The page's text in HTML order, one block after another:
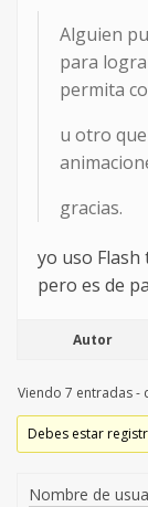
Alguien
para
permita
u otro
gracias.
yo uso Flash
pero es de
Autor
Viendo 7 entradas -
Debes estar
Nombre de